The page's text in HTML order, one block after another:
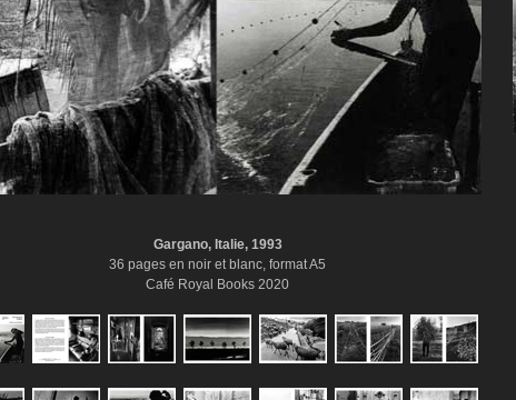
Gargano, Italie, 1993
36 pages en noir et blanc, format A5
Café Royal Books 2020